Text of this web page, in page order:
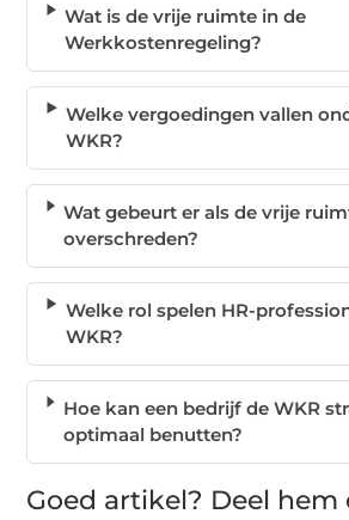
Wat is de vrije ruimte in de
Werkkostenregeling?
Welke vergoedingen vallen
WKR?
Wat gebeurt er als de vrije
overschreden?
Welke rol spelen HR-
WKR?
Hoe kan een bedrijf de WKR
optimaal benutten?
Goed artikel? Deel hem